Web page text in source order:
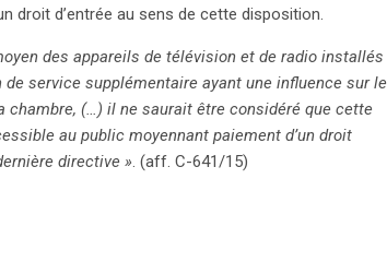
droit d’entrée au sens de cette disposition.
des appareils de télévision et de radio installés
service supplémentaire ayant une influence sur le
chambre, (…) il ne saurait être considéré que cette
au public moyennant paiement d’un droit
directive ». (aff. C-641/15)